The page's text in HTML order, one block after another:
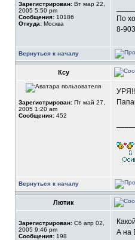
Зарегистрирован: Вт мар 22,
2005 5:50 pm
Сообщения: 10186
Откуда: Москва
По
8-
Вернуться к началу
Ксу
Зарегистрирован: Пт май 27,
2005 1:20 am
Сообщения: 452
Вернуться к началу
Лютик
Зарегистрирован: Сб апр 02,
2005 9:46 pm
Сообщения: 198
А на